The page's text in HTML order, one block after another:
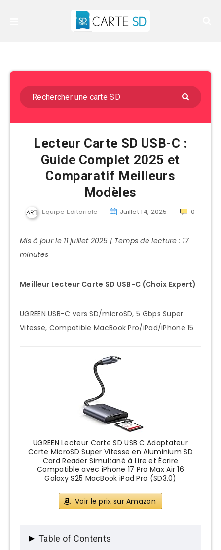
Lecteur Carte SD USB-C :
Guide Complet 2025 et
Comparatif Meilleurs
Modèles
Equipe Editoriale Juillet 14, 2025 0
Mis à jour le 11 juillet 2025 | Temps de lecture : 17
minutes
Meilleur Lecteur Carte SD USB-C (Choix Expert)
UGREEN USB-C vers SD/microSD, 5 Gbps Super
Vitesse, Compatible MacBook Pro/iPad/iPhone 15
UGREEN Lecteur Carte SD USB C Adaptateur
Carte MicroSD Super Vitesse en Aluminium SD
Card Reader Simultané à Lire et Écrire
Compatible avec iPhone 17 Pro Max Air 16
Galaxy S25 MacBook iPad Pro (SD3.0)
Voir le prix sur Amazon
Table of Contents